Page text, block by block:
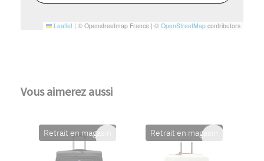
Leaflet | © Openstreetmap France | © OpenStreetMap contributors
Vous aimerez aussi
Retrait en magasin Retrait en magasin